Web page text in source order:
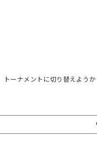
トーナメントに切り替えよう